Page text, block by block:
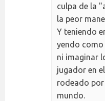
culpa de la
la peor
Y teniendo
yendo
ni imaginar
jugador en
rodeado
mundo.